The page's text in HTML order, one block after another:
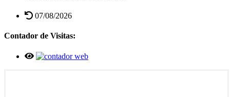
07/08/2026
Contador de Visitas: